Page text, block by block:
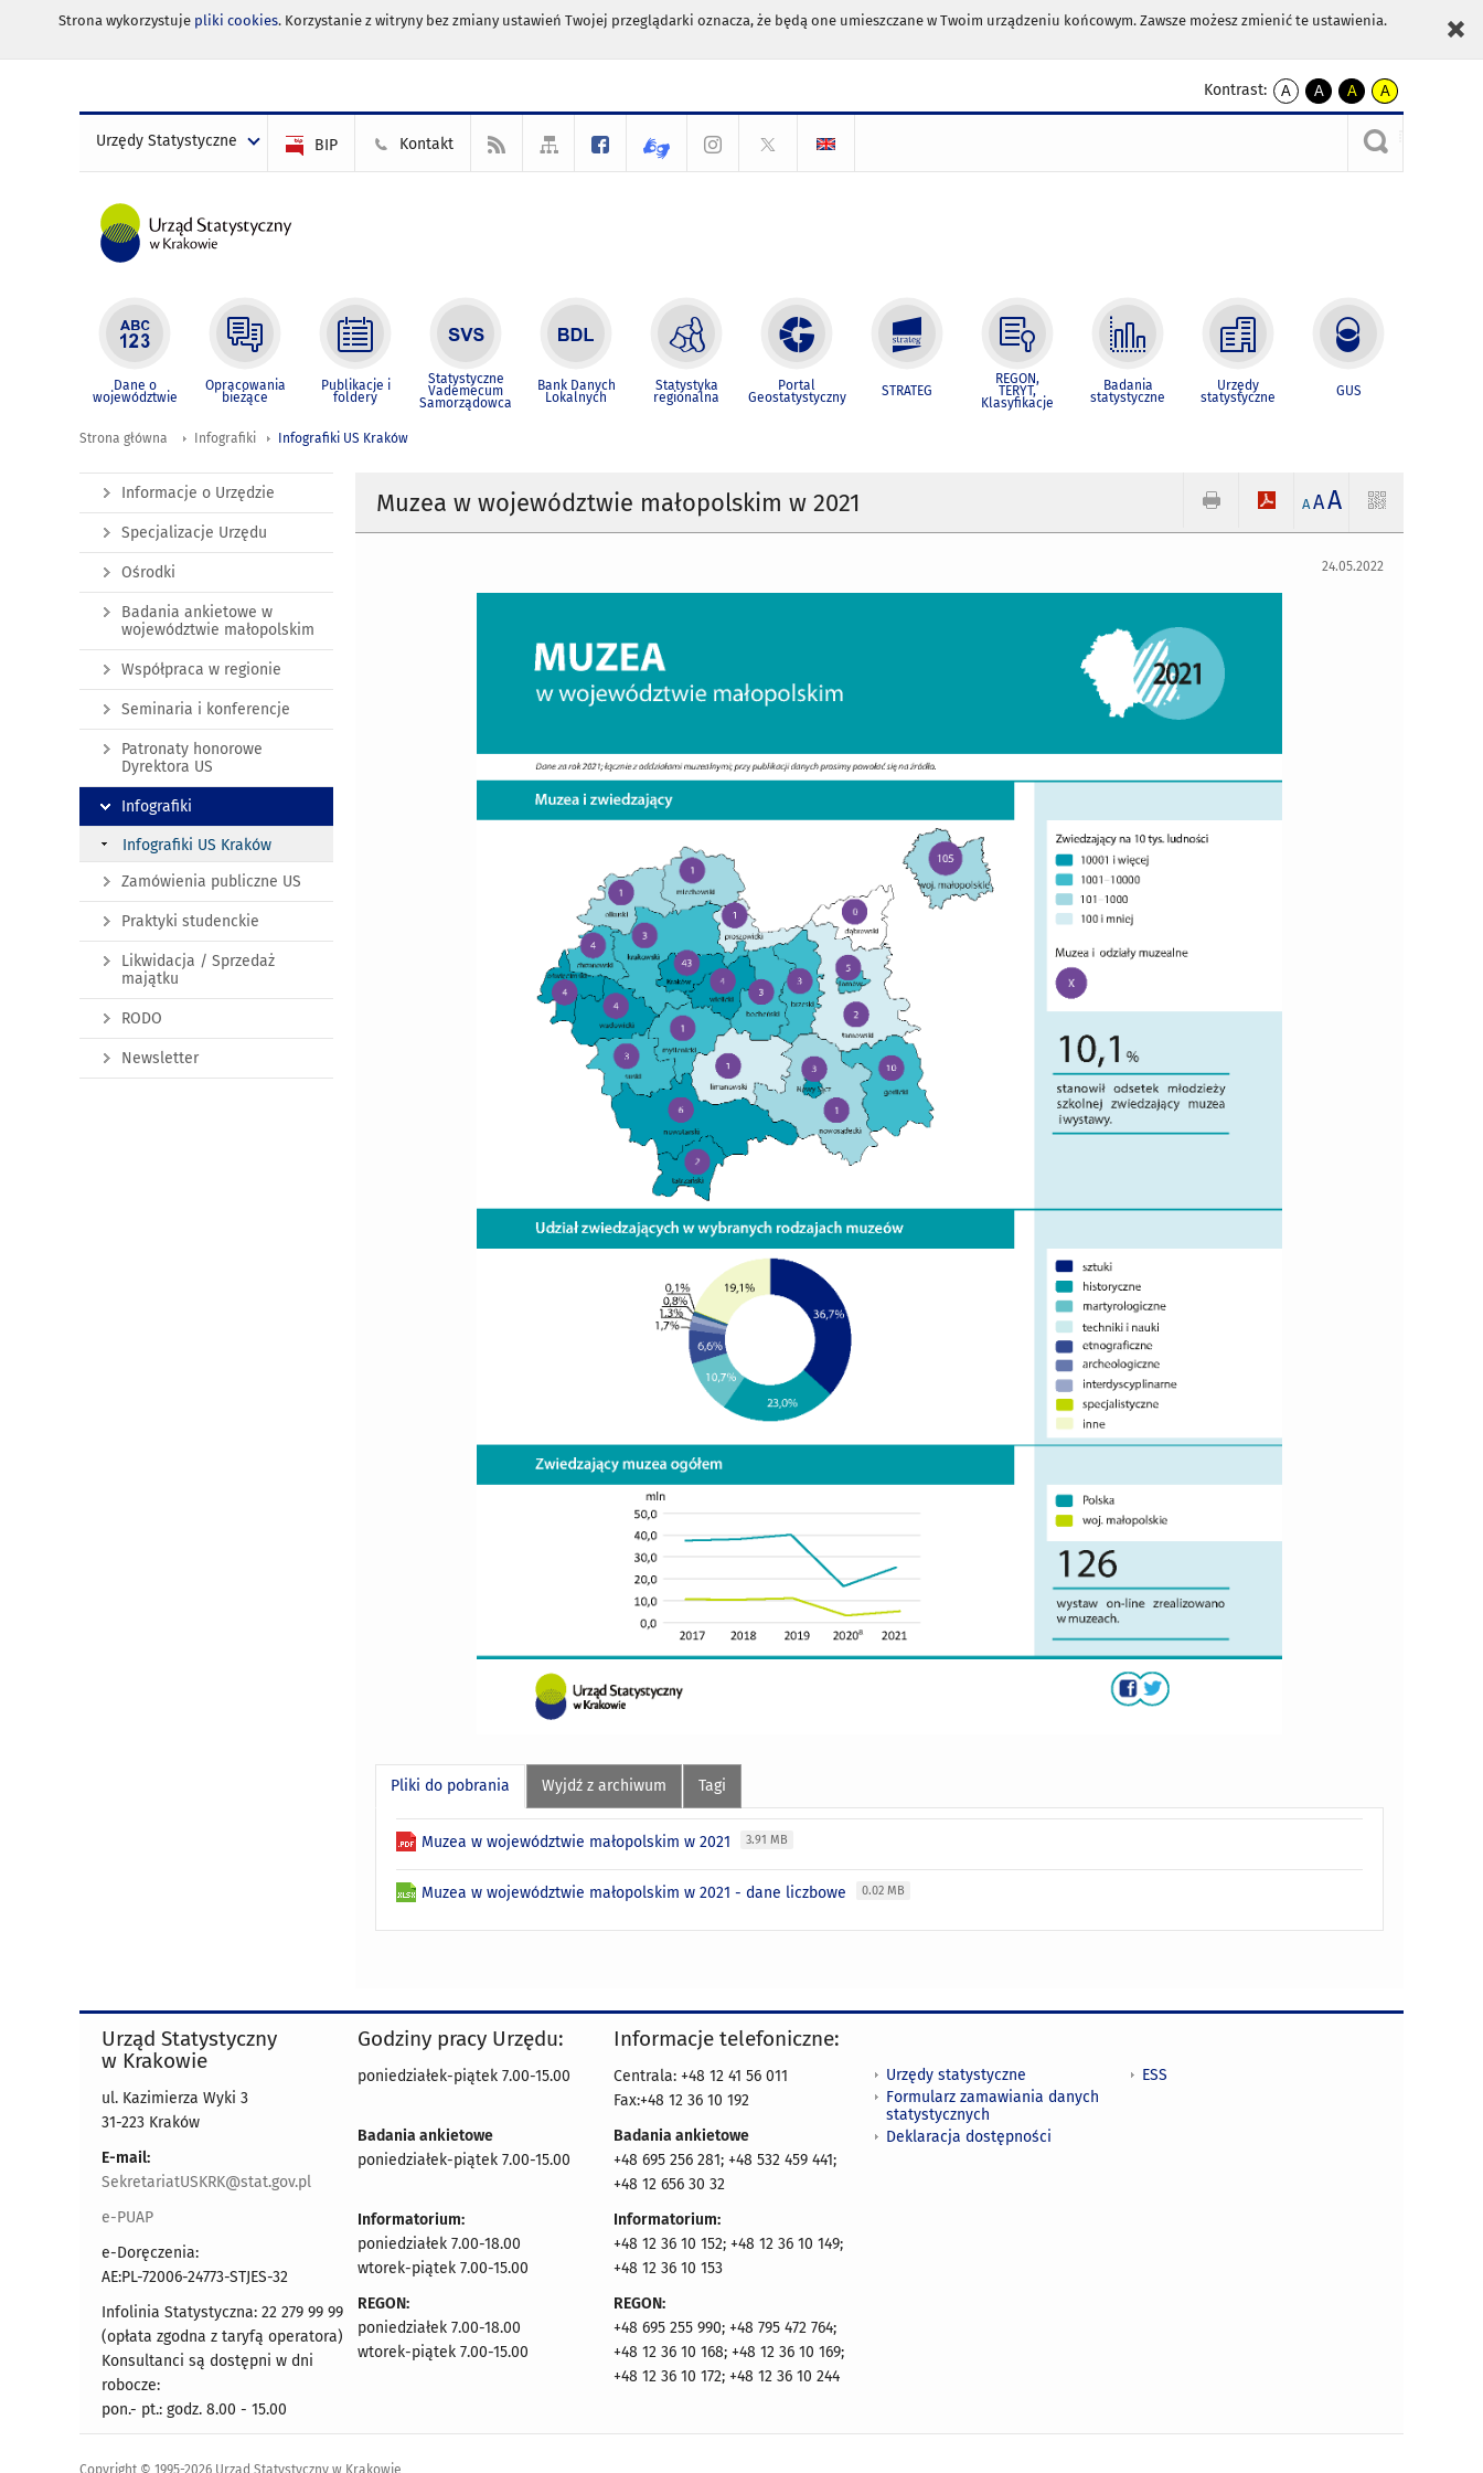
Strona wykorzystuje pliki cookies. Korzystanie z witryny bez zmiany ustawień Twojej przeglądarki oznacza, że będą one umieszczane w Twoim urządzeniu końcowym. Zawsze możesz zmienić te ustawienia.
Kontrast:
A
kontrast
A
kontrast
czarnym
A
kontrast
żółty
tekst
czarnym
A
kontrast
czarny
tekst
żółtym
Urzędy Statystyczne BIP Kontakt
Dane o
województwie
Opracowania
bieżące
Publikacje i
foldery
Statystyczne
Vademecum
Samorządowca
Bank Danych
Lokalnych
Statystyka
regionalna
Portal
Geostatystyczny STRATEG
REGON,
TERYT,
Klasyfikacje
Badania
statystyczne
Urzędy
statystyczne GUS
Strona główna Infografiki Infografiki US Kraków
Muzea w województwie małopolskim w 2021 A AA
24.05.2022
Pliki do pobrania Wyjdź z archiwum Tagi
Muzea w województwie małopolskim w 2021 3.91 MB
Muzea w województwie małopolskim w 2021 - dane liczbowe 0.02 MB
Informacje o Urzędzie
Specjalizacje Urzędu
Ośrodki
Badania ankietowe w
województwie małopolskim
Współpraca w regionie
Seminaria i konferencje
Patronaty honorowe
Dyrektora US
Infografiki
Infografiki US Kraków
Zamówienia publiczne US
Praktyki studenckie
Likwidacja / Sprzedaż
majątku
RODO
Newsletter
Urząd Statystyczny
w Krakowie
ul. Kazimierza Wyki 3
31-223 Kraków
E-mail:
SekretariatUSKRK@stat.gov.pl
e-PUAP
e-Doręczenia:
AE:PL-72006-24773-STJES-32
Infolinia Statystyczna: 22 279 99 99
(opłata zgodna z taryfą operatora)
Konsultanci są dostępni w dni
robocze:
pon.- pt.: godz. 8.00 - 15.00
Godziny pracy Urzędu:
poniedziałek-piątek 7.00-15.00
Badania ankietowe
poniedziałek-piątek 7.00-15.00
Informatorium:
poniedziałek 7.00-18.00
wtorek-piątek 7.00-15.00
REGON:
poniedziałek 7.00-18.00
wtorek-piątek 7.00-15.00
Informacje telefoniczne:
Centrala: +48 12 41 56 011
Fax:+48 12 36 10 192
Badania ankietowe
+48 695 256 281; +48 532 459 441;
+48 12 656 30 32
Informatorium:
+48 12 36 10 152; +48 12 36 10 149;
+48 12 36 10 153
REGON:
+48 695 255 990; +48 795 472 764;
+48 12 36 10 168; +48 12 36 10 169;
+48 12 36 10 172; +48 12 36 10 244
Urzędy statystyczne
Formularz zamawiania danych
statystycznych
Deklaracja dostępności
ESS
Copyright © 1995-2026 Urząd Statystyczny w Krakowie